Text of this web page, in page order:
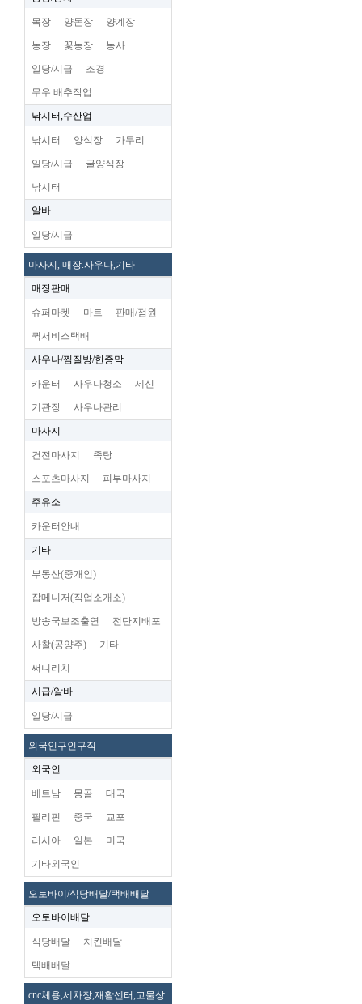
목장 양돈장 양계장
농장 꽃농장 농사
일당/시급 조경
무우 배추작업
낚시터,수산업
낚시터 양식장 가두리
일당/시급 굴양식장
낚시터
알바
일당/시급
마사지, 매장.사우나,기타
매장판매
슈퍼마켓 마트 판매/점원
퀵서비스택배
사우나/찜질방/한증막
카운터 사우나청소 세신
기관장 사우나관리
마사지
건전마사지 족탕
스포츠마사지 피부마사지
주유소
카운터안내
기타
부동산(중개인)
잡메니저(직업소개소)
방송국보조출연 전단지배포
사찰(공양주) 기타
써니리치
시급/알바
일당/시급
외국인구인구직
외국인
베트남 몽골 태국
필리핀 중국 교포
러시아 일본 미국
기타외국인
오토바이/식당배달/택배배달
오토바이배달
식당배달 치킨배달
택배배달
cnc체용,세차장,재활센터,고물상